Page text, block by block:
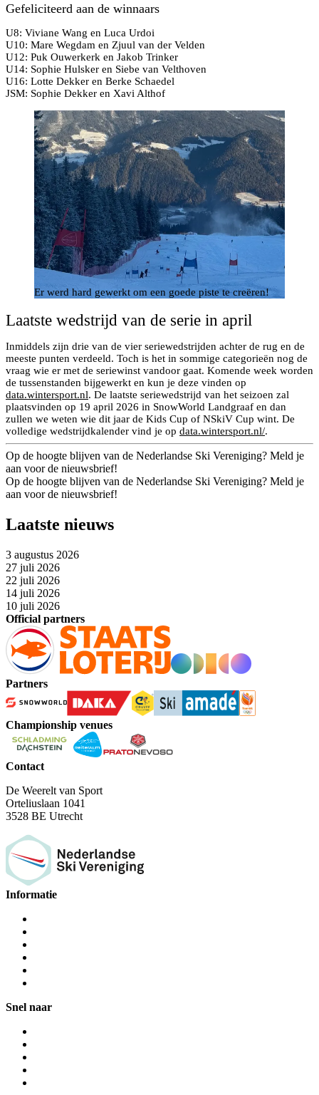
Gefeliciteerd aan de winnaars
U8: Viviane Wang en Luca Urdoi
U10: Mare Wegdam en Zjuul van der Velden
U12: Puk Ouwerkerk en Jakob Trinker
U14: Sophie Hulsker en Siebe van Velthoven
U16: Lotte Dekker en Berke Schaedel
JSM: Sophie Dekker en Xavi Althof
Er werd hard gewerkt om een goede piste te creëren!
Laatste wedstrijd van de serie in april
Inmiddels zijn drie van de vier seriewedstrijden achter de rug en de
meeste punten verdeeld. Toch is het in sommige categorieën nog de
vraag wie er met de seriewinst vandoor gaat. Komende week worden
de tussenstanden bijgewerkt en kun je deze vinden op
data.wintersport.nl. De laatste seriewedstrijd van het seizoen zal
plaatsvinden op 19 april 2026 in SnowWorld Landgraaf en dan
zullen we weten wie dit jaar de Kids Cup of NSkiV Cup wint. De
volledige wedstrijdkalender vind je op data.wintersport.nl/.
Op de hoogte blijven van de Nederlandse Ski Vereniging? Meld je
aan voor de nieuwsbrief!
Op de hoogte blijven van de Nederlandse Ski Vereniging? Meld je
aan voor de nieuwsbrief!
Laatste nieuws
3 augustus 2026
27 juli 2026
22 juli 2026
14 juli 2026
10 juli 2026
Official partners
Partners
Championship venues
Contact
De Weerelt van Sport
Orteliuslaan 1041
3528 BE Utrecht
Informatie
Snel naar